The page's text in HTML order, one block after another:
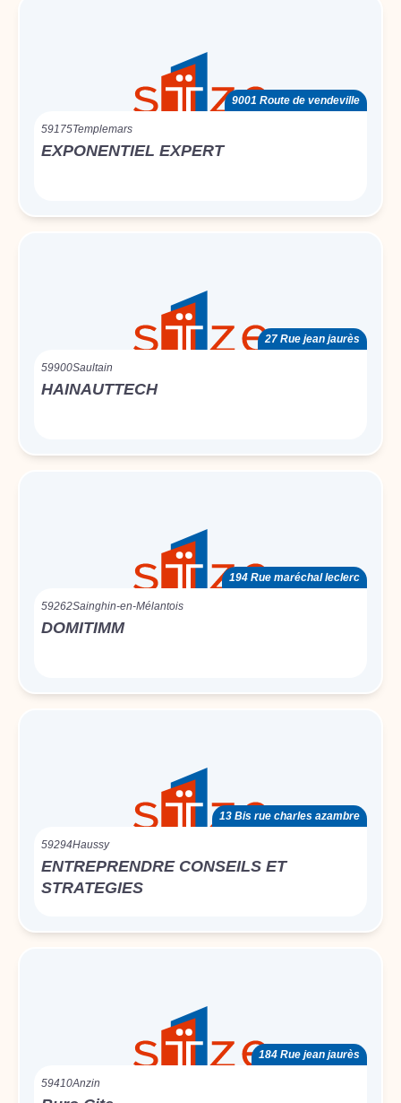
9001 Route de vendeville
59175Templemars
EXPONENTIEL EXPERT
27 Rue jean jaurès
59900Saultain
HAINAUTTECH
194 Rue maréchal leclerc
59262Sainghin-en-Mélantois
DOMITIMM
13 Bis rue charles azambre
59294Haussy
ENTREPRENDRE CONSEILS ET
STRATEGIES
184 Rue jean jaurès
59410Anzin